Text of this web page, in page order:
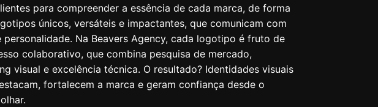
para compreender a essência de cada marca, de forma
únicos, versáteis e impactantes, que comunicam com
personalidade. Na Beavers Agency, cada logotipo é fruto de
colaborativo, que combina pesquisa de mercado,
visual e excelência técnica. O resultado? Identidades visuais
fortalecem a marca e geram confiança desde o